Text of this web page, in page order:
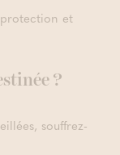
et
?
souffrez-